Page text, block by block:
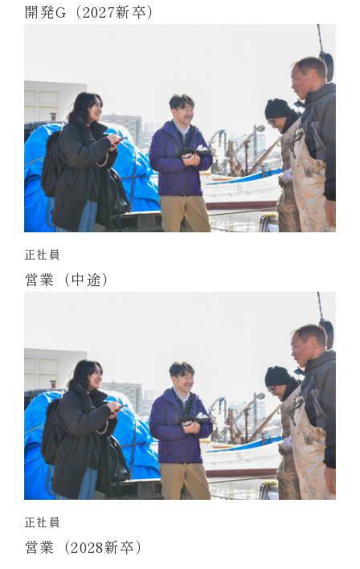
開発G（2027新卒）
正社員
営業（中途）
正社員
営業（2028新卒）